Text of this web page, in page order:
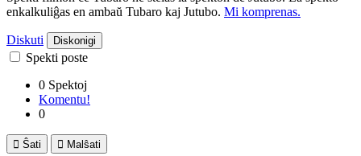
enkalkuliĝas en ambaŭ Tubaro kaj Jutubo. Mi komprenas.
Diskuti Diskonigi
Spekti poste
0 Spektoj
Komentu!
0
 Ŝati  Malŝati